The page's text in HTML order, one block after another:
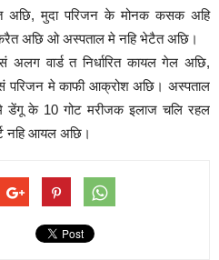
अछि, मुदा परिजन के मोनक कसक अहि
अछि ओ अस्पताल मे नहि भेटैत अछि।
वार्ड त निर्धारित कायल गेल अछि,
सं परिजन मे काफी आक्रोश अछि। अस्पताल
डेंगू के 10 गोट मरीजक इलाज चलि रहल
नहि आयल अछि।